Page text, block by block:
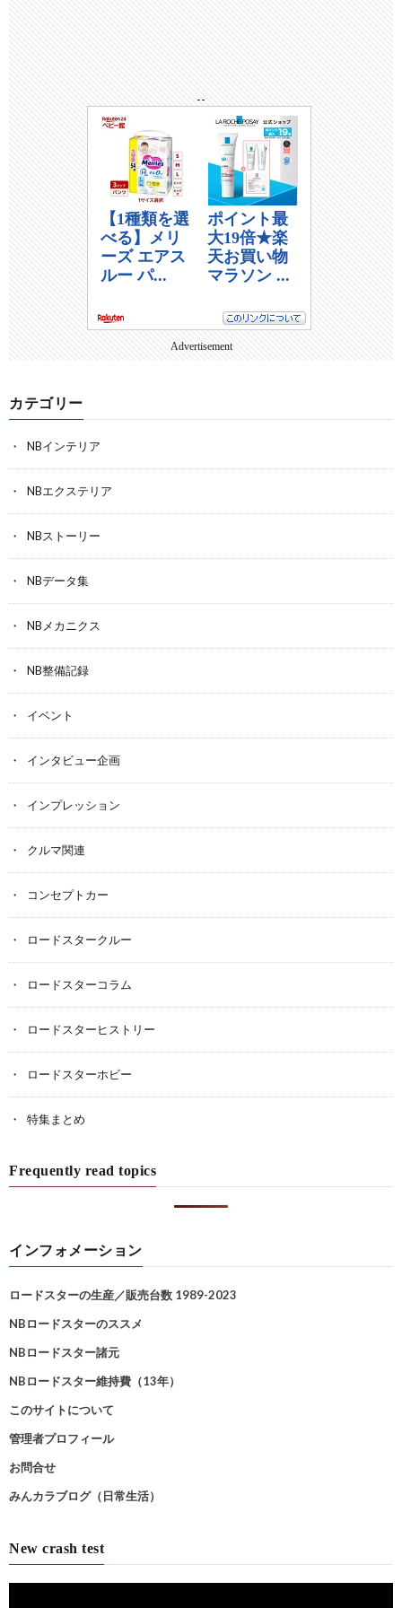
--
Advertisement
カテゴリー
NBインテリア
NBエクステリア
NBストーリー
NBデータ集
NBメカニクス
NB整備記録
イベント
インタビュー企画
インプレッション
クルマ関連
コンセプトカー
ロードスタークルー
ロードスターコラム
ロードスターヒストリー
ロードスターホビー
特集まとめ
Frequently read topics
インフォメーション
ロードスターの生産／販売台数 1989-2023
NBロードスターのススメ
NBロードスター諸元
NBロードスター維持費（13年）
このサイトについて
管理者プロフィール
お問合せ
みんカラブログ（日常生活）
New crash test
動